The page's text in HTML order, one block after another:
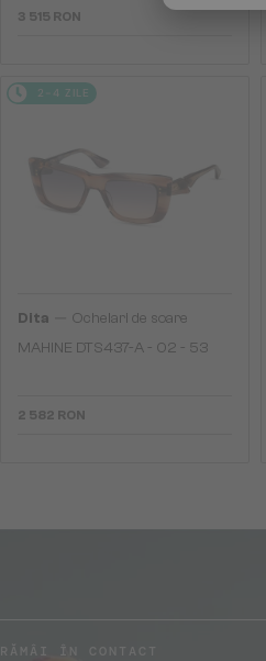
3 515 RON
2-4 ZILE
Dita
Ochelari de soare
MAHINE DTS437-A - 02 - 53
2 582 RON
RĂMÂI ÎN CONTACT